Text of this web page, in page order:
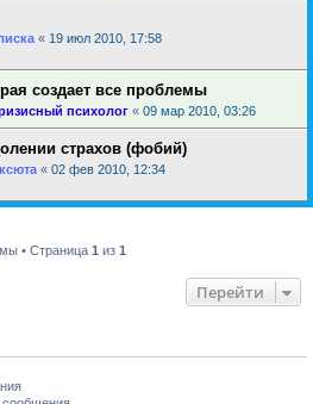
« 19 июл 2010, 17:58
создает все проблемы
психолог « 09 мар 2010, 03:26
страхов (фобий)
« 02 фев 2010, 12:34
• Страница 1 из 1
Перейти